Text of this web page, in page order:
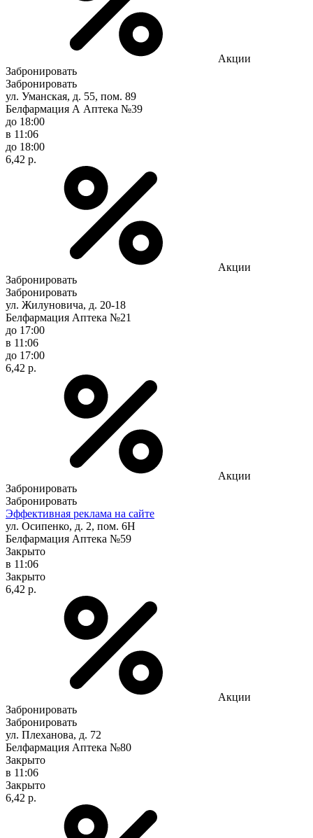
Акции
Забронировать
Забронировать
ул. Уманская, д. 55, пом. 89
Белфармация А Аптека №39
до 18:00
в 11:06
до 18:00
6,42 р.
Акции
Забронировать
Забронировать
ул. Жилуновича, д. 20-18
Белфармация Аптека №21
до 17:00
в 11:06
до 17:00
6,42 р.
Акции
Забронировать
Забронировать
Эффективная реклама на сайте
ул. Осипенко, д. 2, пом. 6Н
Белфармация Аптека №59
Закрыто
в 11:06
Закрыто
6,42 р.
Акции
Забронировать
Забронировать
ул. Плеханова, д. 72
Белфармация Аптека №80
Закрыто
в 11:06
Закрыто
6,42 р.